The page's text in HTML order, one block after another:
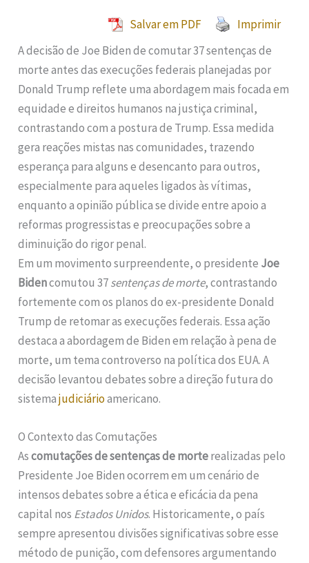
Salvar em PDF
Imprimir
A decisão de Joe Biden de comutar 37 sentenças de
morte antes das execuções federais planejadas por
Donald Trump reflete uma abordagem mais focada em
equidade e direitos humanos na justiça criminal,
contrastando com a postura de Trump. Essa medida
gera reações mistas nas comunidades, trazendo
esperança para alguns e desencanto para outros,
especialmente para aqueles ligados às vítimas,
enquanto a opinião pública se divide entre apoio a
reformas progressistas e preocupações sobre a
diminuição do rigor penal.
Em um movimento surpreendente, o presidente Joe
Bidencomutou 37sentenças de morte, contrastando
fortemente com os planos do ex-presidente Donald
Trump de retomar as execuções federais. Essa ação
destaca a abordagem de Biden em relação à pena de
morte, um tema controverso na política dos EUA. A
decisão levantou debates sobre a direção futura do
sistemajudiciárioamericano.
O Contexto das Comutações
Ascomutações de sentenças de morterealizadas pelo
Presidente Joe Biden ocorrem em um cenário de
intensos debates sobre a ética e eficácia da pena
capital nos Estados Unidos. Historicamente, o país
sempre apresentou divisões significativas sobre esse
método de punição, com defensores argumentando